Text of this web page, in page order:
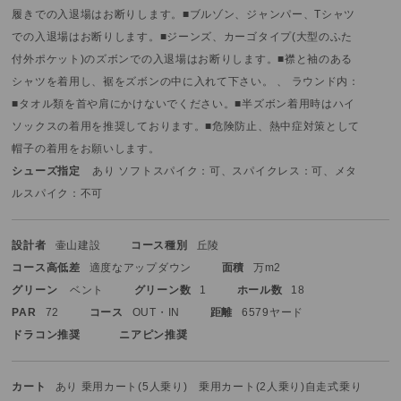
履きでの入退場はお断りします。 ■ブルゾン、ジャンパー、Tシャツ
での入退場はお断りします。 ■ジーンズ、カーゴタイプ(大型のふた
付外ポケット)のズボンでの入退場はお断りします。■襟と袖のある
シャツを着用し、裾をズボンの中に入れて下さい。 、 ラウンド内：
■タオル類を首や肩にかけないでください。■半ズボン着用時はハイ
ソックスの着用を推奨しております。■危険防止、熱中症対策として
帽子の着用をお願いします。
シューズ指定
あり ソフトスパイク：可、スパイクレス：可、メタ
ルスパイク：不可
設計者 壷山建設 コース種別
丘陵
コース高低差
適度なアップダウン 面積
万m2
グリーン
ベント グリーン数 1 ホール数
18
PAR
72 コース OUT・IN 距離
6579ヤード
ドラコン推奨
ニアピン推奨
カート あり 乗用カート(5人乗り) 乗用カート(2人乗り) 自走式乗り